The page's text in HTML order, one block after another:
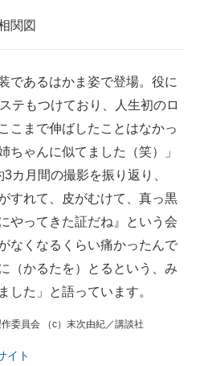
関図
であるはかま姿で登場。役に
テもつけており、人生初のロ
こまで伸ばしたことはなかっ
ちゃんに似てました（笑）」
カ月間の撮影を振り返り、
すれて、皮がむけて、真っ黒
やってきた証だね』という会
なくなるくらい痛かったんで
（かるたを）とるという、み
した」と語っています。
委員会 （c）末次由紀／講談社
イト